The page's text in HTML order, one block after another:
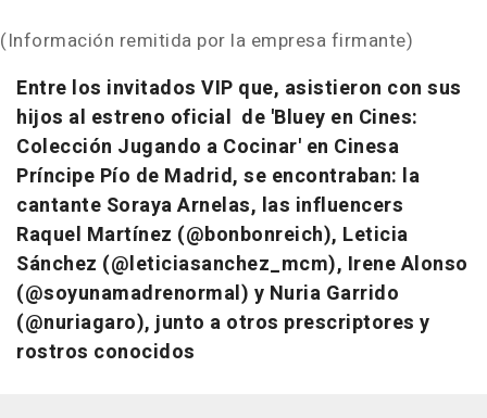
(Información remitida por la empresa firmante)
Entre los invitados VIP que, asistieron con sus
hijos al estreno oficial de 'Bluey en Cines:
Colección Jugando a Cocinar' en Cinesa
Príncipe Pío de Madrid, se encontraban: la
cantante Soraya Arnelas, las influencers
Raquel Martínez (@bonbonreich), Leticia
Sánchez (@leticiasanchez_mcm), Irene Alonso
(@soyunamadrenormal) y Nuria Garrido
(@nuriagaro), junto a otros prescriptores y
rostros conocidos